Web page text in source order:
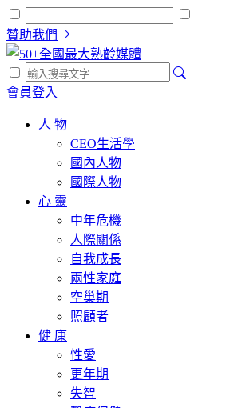
贊助我們
會員登入
人 物
CEO生活學
國內人物
國際人物
心 靈
中年危機
人際關係
自我成長
兩性家庭
空巢期
照顧者
健 康
性愛
更年期
失智